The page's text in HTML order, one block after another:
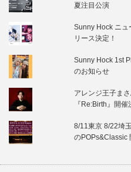
夏注目公演
Sunny Hock ニュ
リース決定！
Sunny Hock 1st
のお知らせ
アレンジ王子ま
『Re:Birth』開催
8/11東京 8/22埼
のPOPs&Classic